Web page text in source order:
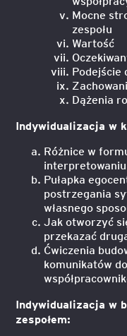
Mocne
zespołu
Wartość
Podejście
Dążenia
Indywidualizacja w
Różnice w
Pułapka
postrzegania
własnego
Jak otworzyć
przekazać
Ćwiczenia
komunikatów
Indywidualizacja w
zespołem: